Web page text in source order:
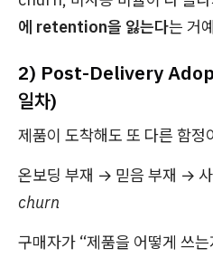
에 retention을 잃는다는 거
2) Post-Delivery
일차)
제품이 도착해도 또 다른 함정
온보딩 부재 → 믿음 부재 →
churn
구매자가 “제품을 어떻게 쓰